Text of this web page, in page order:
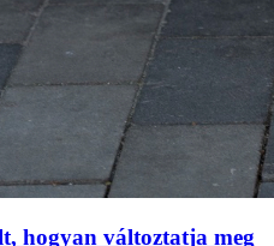
hogyan változtatja meg